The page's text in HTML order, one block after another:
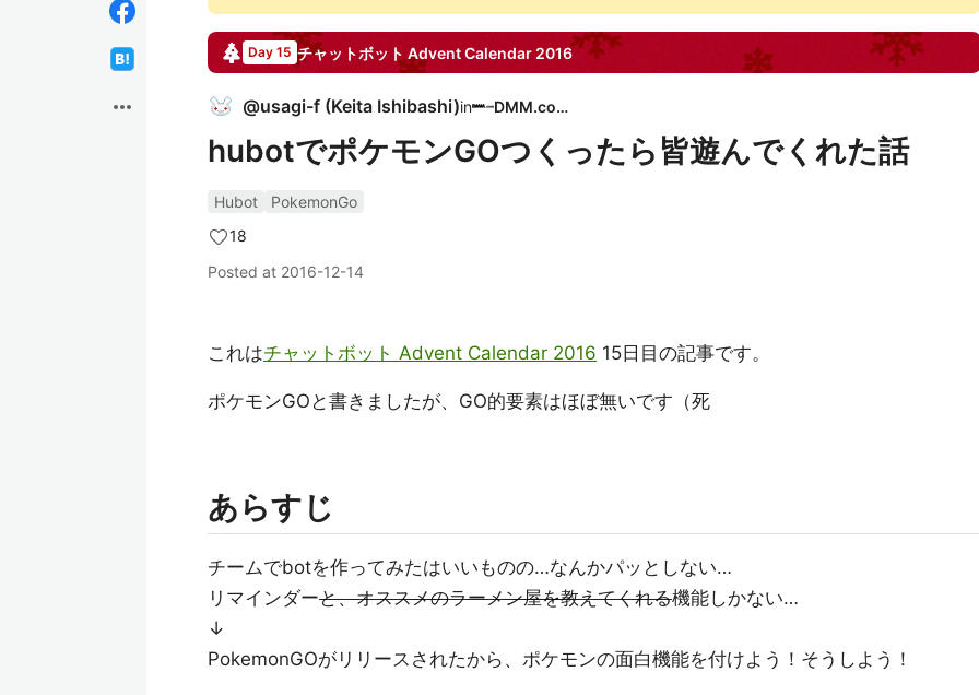
more_horiz
Day 15 チャットボット Advent Calendar 2016
@usagi-f (Keita Ishibashi)in DMM.com
hubotでポケモンGOつくったら皆遊んでくれた話
Hubot
PokemonGo
18
Posted at 2016-12-14
これはチャットボット Advent Calendar 2016 15日目の記事です。
ポケモンGOと書きましたが、GO的要素はほぼ無いです（死
あらすじ
チームでbotを作ってみたはいいものの…なんかパッとしない…
リマインダーと、オススメのラーメン屋を教えてくれる機能しかない…
↓
PokemonGOがリリースされたから、ポケモンの面白機能を付けよう！そうしよう！